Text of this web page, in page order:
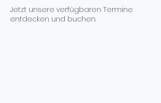
Jetzt unsere verfügbaren Termine
entdecken und buchen.